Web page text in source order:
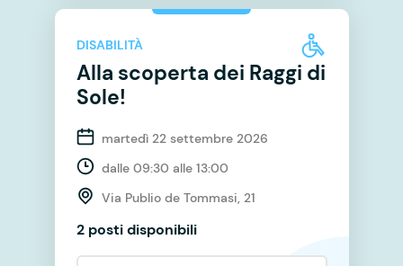
DISABILITÀ
Alla scoperta dei Raggi di
Sole!
martedì 22 settembre 2026
dalle 09:30 alle 13:00
Via Publio de Tommasi, 21
2 posti disponibili